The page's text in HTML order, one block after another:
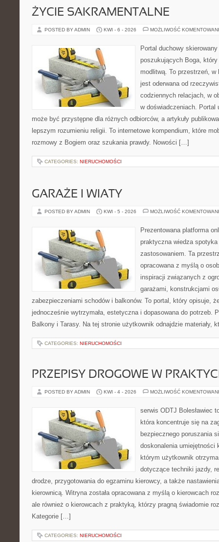
ŻYCIE SAKRAMENTALNE
POSTED BY ADMIN KWI - 6 - 2026 MOŻLIWOŚĆ
Portal duchowy
poszukujących Boga,
modlitwą. To przestrzeń,
jest oderwana od
codziennych relacjach, w
w doświadczeniach.
może być przystępne dla różnych odbiorców, a artykuły
lepszym rozumieniu religii. To internetowe kompendium, które
rozmowy z Bogiem oraz szukania prawdy. Nowości […]
CATEGORIES: NIERUCHOMOŚCI
GARAŻE I WIATY
POSTED BY ADMIN KWI - 5 - 2026 MOŻLIWOŚĆ
Prezentowana platforma
praktyczna wiedza
zastosowaniem. Ta
opracowana z myślą o
inspiracji związanych z
garażami, konstrukcjami
zabezpieczeniami schodów i balkonów. To portal, który opisuje,
jednocześnie wytrzymała, estetyczna i dopasowana do potrzeb.
Balkony i Tarasy. Na tej stronie użytkownik odnajdzie materiały,
CATEGORIES: NIERUCHOMOŚCI
PRZEPISY DROGOWE W
POSTED BY ADMIN KWI - 4 - 2026 MOŻLIWOŚĆ
serwis ODTJ Bolesławiec
która koncentruje się na
bezpiecznego poruszania
doskonalenia umiejętności
którym użytkownik
dotyczące techniki jazdy,
drodze, przygotowania do egzaminu kierowcy, a także
kierownicą. Witryna została opracowana z myślą o kierowcach
ale również o kierowcach z praktyką, którzy pragną świadomie
Kategorie […]
CATEGORIES: NIERUCHOMOŚCI